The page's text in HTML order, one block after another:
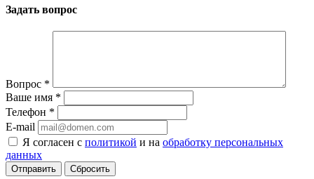
Задать вопрос
Вопрос *
Ваше имя *
Телефон *
E-mail
Я согласен с политикой и на обработку персональных
данных
Сбросить